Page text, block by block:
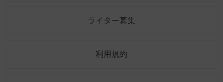
ライター募集
利用規約